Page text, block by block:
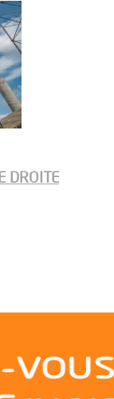
DROITE